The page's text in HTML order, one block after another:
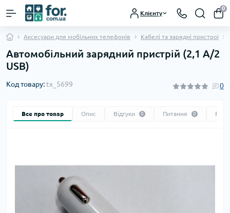
Клієнту
0
Аксесуари для мобільних телефонів Кабелі та зарядні пристрої
Автомобільний зарядний пристрій (2,1 A/2
USB)
Код товару: tx_5699 0
Все про товар Опис Відгуки 0 Питання 0